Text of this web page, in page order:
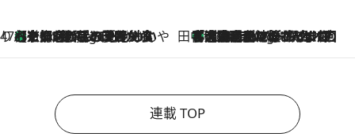
47都道府県の手みやげ ひんやりスイーツで夏を満喫
2 Hours Ago
【京都府】この夏絶対食べたい 冷やしておいしいおやつ3選 ひと口目から心を掴む新緑のテリーヌ 田中稲の勝手に再ブーム
7 Hours Ago
「湘南乃風に憧れて」観客大盛上がりの“タオル回し”に、ラッパー顔負けの高速歌唱まで…さだまさし（74）のアグレッシブすぎる現在地
連載 TOP